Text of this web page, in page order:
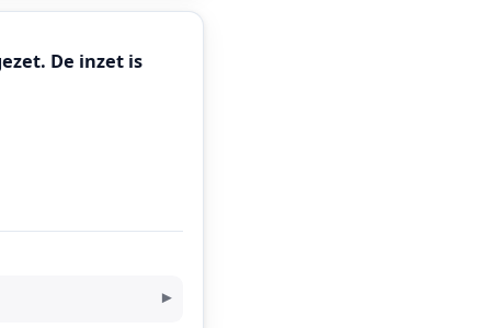
De inzet is